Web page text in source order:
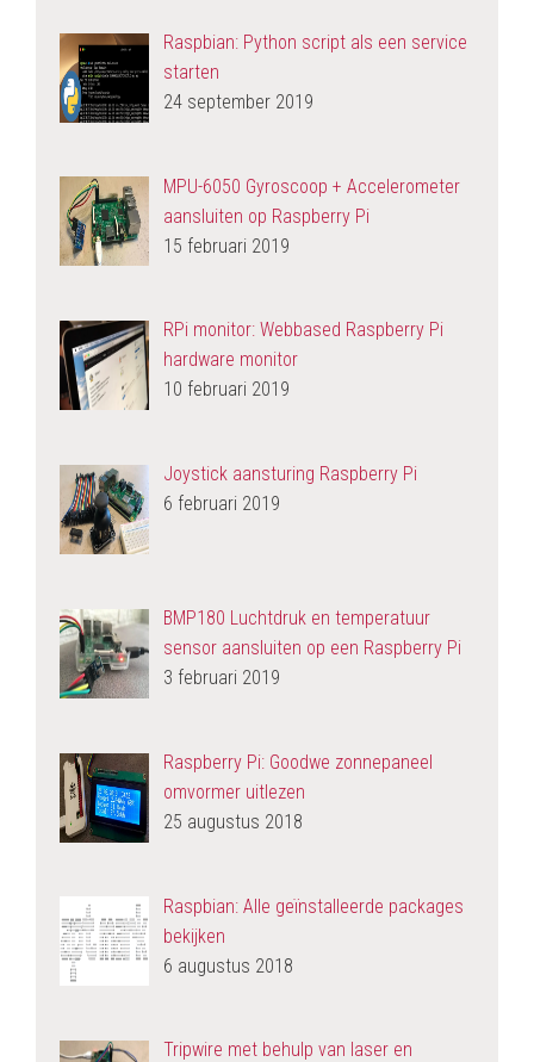
Raspbian: Python script als een service
starten
24 september 2019
MPU-6050 Gyroscoop + Accelerometer
aansluiten op Raspberry Pi
15 februari 2019
RPi monitor: Webbased Raspberry Pi
hardware monitor
10 februari 2019
Joystick aansturing Raspberry Pi
6 februari 2019
BMP180 Luchtdruk en temperatuur
sensor aansluiten op een Raspberry Pi
3 februari 2019
Raspberry Pi: Goodwe zonnepaneel
omvormer uitlezen
25 augustus 2018
Raspbian: Alle geïnstalleerde packages
bekijken
6 augustus 2018
Tripwire met behulp van laser en